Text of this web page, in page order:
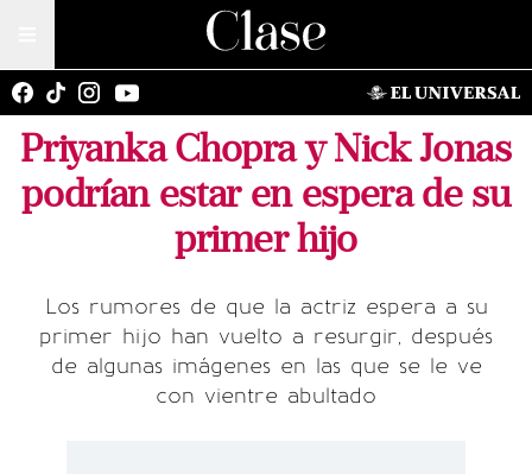
Priyanka Chopra y Nick Jonas
podrían estar en espera de su
primer hijo
Los rumores de que la actriz espera a su
primer hijo han vuelto a resurgir, después
de algunas imágenes en las que se le ve
con vientre abultado